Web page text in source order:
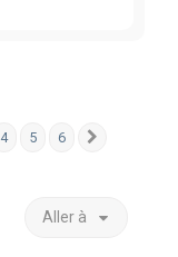
4 5 6
Aller à